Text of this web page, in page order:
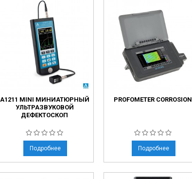
А1211 MINI МИНИАТЮРНЫЙ
УЛЬТРАЗВУКОВОЙ
ДЕФЕКТОСКОП
Подробнее
PROFOMETER CORROSION
Подробнее